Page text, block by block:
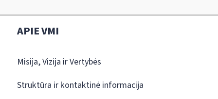
APIE VMI
Misija, Vizija ir Vertybės
Struktūra ir kontaktinė informacija